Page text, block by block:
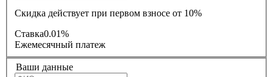
Скидка действует при первом взносе от 10%
Ставка0.01%
Ежемесячный платеж
Ваши данные